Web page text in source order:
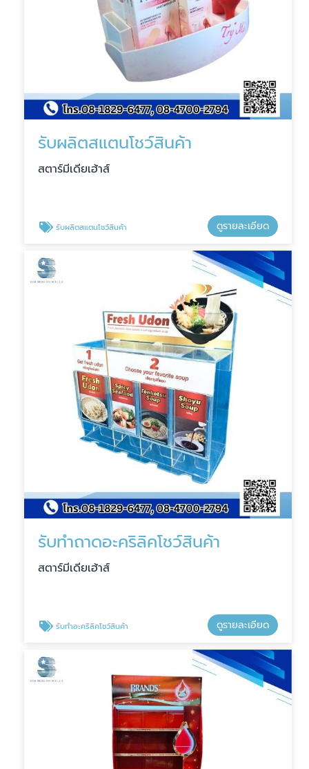
รับผลิตสแตนโชว์สินค้า
สตาร์มีเดียเฮ้าส์
รับผลิตสแตนโชว์สินค้า ดูรายละเอียด
รับทำถาดอะคริลิคโชว์สินค้า
สตาร์มีเดียเฮ้าส์
รับทำอะคริลิคโชว์สินค้า ดูรายละเอียด